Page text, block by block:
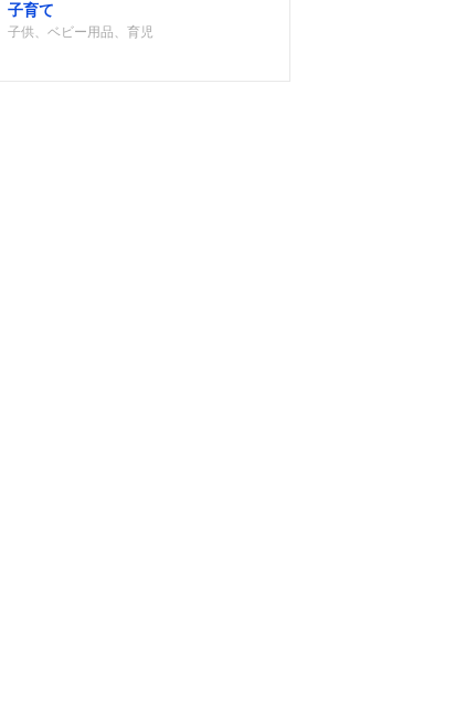
子育て
子供、ベビー用品、育児